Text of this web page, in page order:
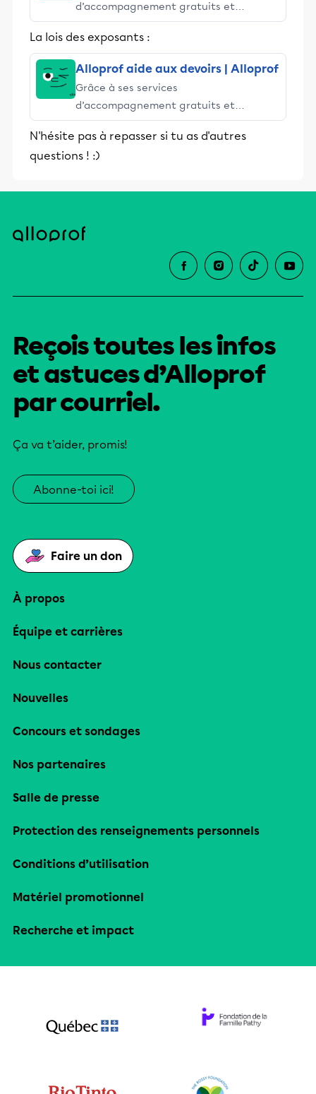
d’accompagnement gratuits et
stimulants, Alloprof engage les élèves
et leurs parents dans la réussite
La lois des exposants :
Alloprof aide aux devoirs | Alloprof
Grâce à ses services
d’accompagnement gratuits et
stimulants, Alloprof engage les élèves
et leurs parents dans la réussite
éducative.
N'hésite pas à repasser si tu as d'autres
questions ! :)
Reçois toutes les infos
et astuces d’Alloprof
par courriel.
Ça va t’aider, promis!
Abonne-toi ici!
Faire un don
À propos
Équipe et carrières
Nous contacter
Nouvelles
Concours et sondages
Nos partenaires
Salle de presse
Protection des renseignements personnels
Conditions d’utilisation
Matériel promotionnel
Recherche et impact